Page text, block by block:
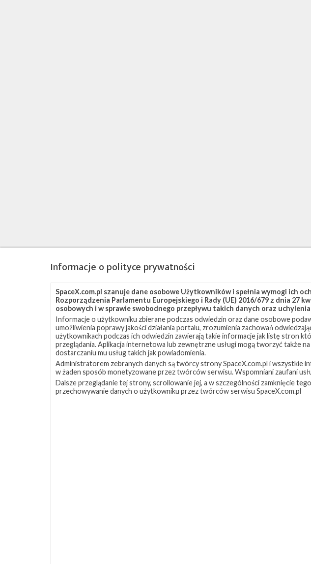
Informacje o polityce prywatności
SpaceX.com.pl szanuje dane osobowe Użytkowników i spełnia wymogi ich
Rozporządzenia Parlamentu Europejskiego i Rady (UE) 2016/679 z dnia 27
osobowych i w sprawie swobodnego przepływu takich danych oraz
Informacje o użytkowniku zbierane podczas odwiedzin oraz dane osobowe
umożliwienia poprawy jakości działania portalu, zrozumienia zachowań
użytkownikach podczas ich odwiedzin zawierają takie informacje jak listę stron
przeglądania. Aplikacja internetowa lub zewnętrzne usługi mogą tworzyć także
dostarczaniu mu usług takich jak powiadomienia.
Administratorem zebranych danych są twórcy strony SpaceX.com.pl i wszystkie
w żaden sposób monetyzowane przez twórców serwisu. Wspomniani zaufani
Dalsze przeglądanie tej strony, scrollowanie jej, a w szczególności zamknięcie
przechowywanie danych o użytkowniku przez twórców serwisu SpaceX.com.pl